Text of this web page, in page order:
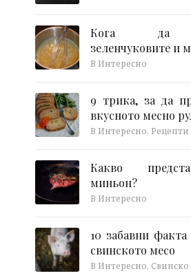
Кога да
зеленчуковите и
В Интересно
9 трика, за да
вкусното месно
В Интересно, Рецепти
Какво
миньон?
В Интересно
10 забавни
свинското месо
В Интересно, Свинско